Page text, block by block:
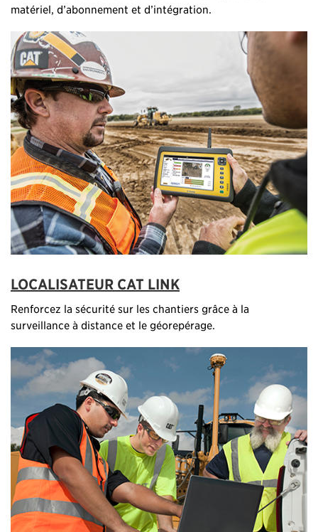
matériel, d’abonnement et d’intégration.
LOCALISATEUR CAT LINK
Renforcez la sécurité sur les chantiers grâce à la
surveillance à distance et le géorepérage.